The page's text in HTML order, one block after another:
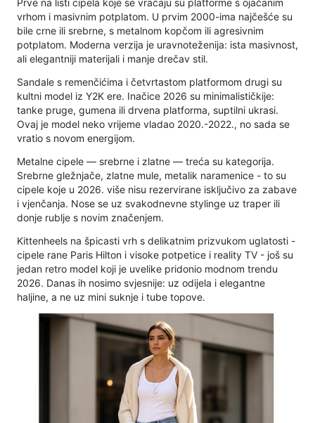
Prve na listi cipela koje se vraćaju su platforme s ojačanim
vrhom i masivnim potplatom. U prvim 2000-ima najčešće su
bile crne ili srebrne, s metalnom kopčom ili agresivnim
potplatom. Moderna verzija je uravnoteženija: ista masivnost,
ali elegantniji materijali i manje drečav stil.
Sandale s remenčićima i četvrtastom platformom drugi su
kultni model iz Y2K ere. Inačice 2026 su minimalističkije:
tanke pruge, gumena ili drvena platforma, suptilni ukrasi.
Ovaj je model neko vrijeme vladao 2020.-2022., no sada se
vratio s novom energijom.
Metalne cipele — srebrne i zlatne — treća su kategorija.
Srebrne gležnjače, zlatne mule, metalik naramenice - to su
cipele koje u 2026. više nisu rezervirane isključivo za zabave
i vjenčanja. Nose se uz svakodnevne stylinge uz traper ili
donje rublje s novim značenjem.
Kittenheels na špicasti vrh s delikatnim prizvukom uglatosti -
cipele rane Paris Hilton i visoke potpetice i reality TV - još su
jedan retro model koji je uvelike pridonio modnom trendu
2026. Danas ih nosimo svjesnije: uz odijela i elegantne
haljine, a ne uz mini suknje i tube topove.